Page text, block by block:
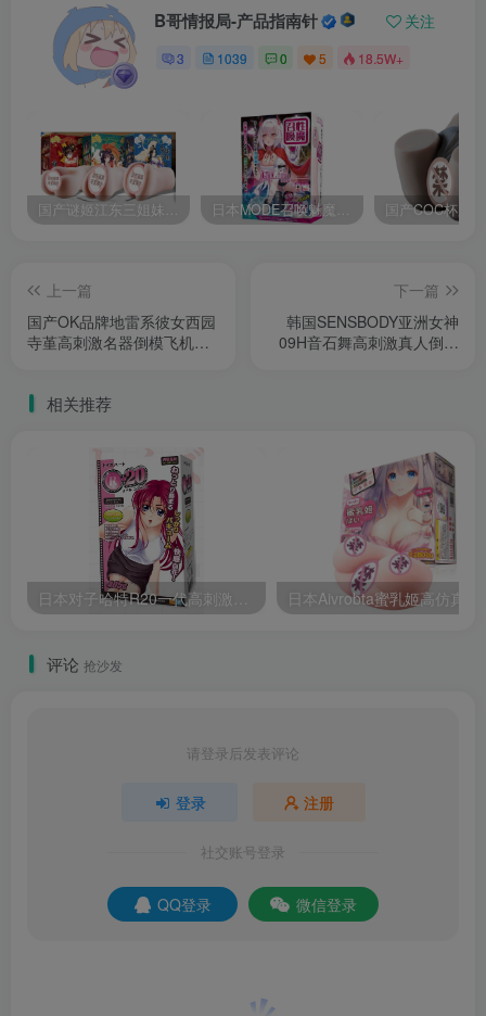
B哥情报局-产品指南针 关注
3 1039 0 5 18.5W+
国产谜姬江东三姐妹国潮飞机杯低中高刺激度全覆盖飞机杯测评报告 日本MODE召唤魅魔飞机杯高刺激榨汁姬名器倒模自慰器使用体验及测评报告
上一篇
国产OK品牌地雷系彼女西园
寺堇高刺激名器倒模飞机杯
下一篇
韩国SENSBODY亚洲女神
09H音石舞高刺激真人倒模
相关推荐
日本对子哈特R20一代高刺激慢玩飞机杯产品百科及测评报告
评论 抢沙发
请登录后发表评论
登录 注册
社交账号登录
QQ登录 微信登录